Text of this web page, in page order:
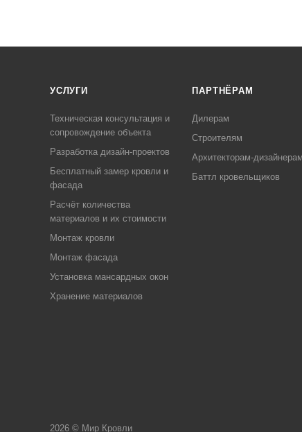
УСЛУГИ
Техническая консультация и
сопровождение объекта
Разработка дизайн-проектов
Бесплатный замер кровли и
фасада
Расчёт количества
материалов и их стоимости
Монтаж кровли
Монтаж фасада
Установка мансардных окон
Хранение материалов
ПАРТНЁРАМ
Дилерам
Строителям
Архитекторам-дизайнерам
Баттл кровельщиков
2026 © Мир Кровли